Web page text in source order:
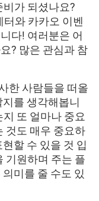
가 되셨나요?
와 카카오 이벤
다! 여러분은 어
? 많은 관심과 참
한 사람들을 떠올
를 생각해봅니
또 얼마나 중요
것도 매우 중요하
할 수 있을 것 입
기원하며 주는 플
미를 줄 수도 있